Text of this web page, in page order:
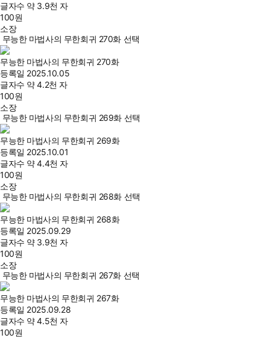
글자수 약 3.9천 자
100원
소장
무능한 마법사의 무한회귀 270화 선택
무능한 마법사의 무한회귀 270화
등록일 2025.10.05
글자수 약 4.2천 자
100원
소장
무능한 마법사의 무한회귀 269화 선택
무능한 마법사의 무한회귀 269화
등록일 2025.10.01
글자수 약 4.4천 자
100원
소장
무능한 마법사의 무한회귀 268화 선택
무능한 마법사의 무한회귀 268화
등록일 2025.09.29
글자수 약 3.9천 자
100원
소장
무능한 마법사의 무한회귀 267화 선택
무능한 마법사의 무한회귀 267화
등록일 2025.09.28
글자수 약 4.5천 자
100원